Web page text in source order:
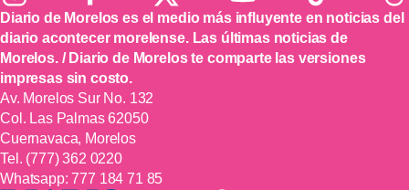
Diario de Morelos es el medio más influyente en noticias del
diario acontecer morelense. Las últimas noticias de
Morelos. / Diario de Morelos te comparte las versiones
impresas sin costo.
Av. Morelos Sur No. 132
Col. Las Palmas 62050
Cuernavaca, Morelos
Tel. (777) 362 0220
Whatsapp:777 184 71 85